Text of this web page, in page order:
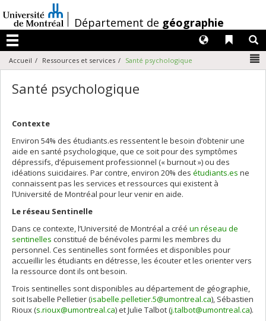
au
contenu
/Département de géographie
Menu
Liens
Langues
Accueil Ressources et services Santé psychologique
Santé psychologique
Contexte
Environ 54% des étudiants.es ressentent le besoin d’obtenir une
aide en santé psychologique, que ce soit pour des symptômes
dépressifs, d’épuisement professionnel (« burnout ») ou des
idéations suicidaires. Par contre, environ 20% des étudiants.es ne
connaissent pas les services et ressources qui existent à
l’Université de Montréal pour leur venir en aide.
Le réseau Sentinelle
Dans ce contexte, l’Université de Montréal a créé un réseau de
sentinelles constitué de bénévoles parmi les membres du
personnel. Ces sentinelles sont formées et disponibles pour
accueillir les étudiants en détresse, les écouter et les orienter vers
la ressource dont ils ont besoin.
Trois sentinelles sont disponibles au département de géographie,
soit Isabelle Pelletier (isabelle.pelletier.5@umontreal.ca), Sébastien
Rioux (s.rioux@umontreal.ca) et Julie Talbot (j.talbot@umontreal.ca).